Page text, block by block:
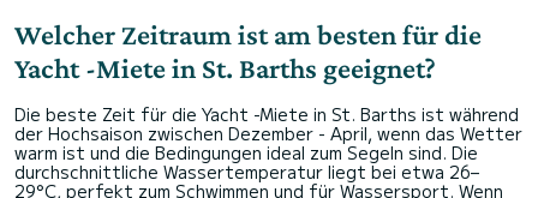
Welcher Zeitraum ist am besten für die
Yacht -Miete in St. Barths geeignet?
Die beste Zeit für die Yacht -Miete in St. Barths ist während
der Hochsaison zwischen Dezember - April, wenn das Wetter
warm ist und die Bedingungen ideal zum Segeln sind. Die
durchschnittliche Wassertemperatur liegt bei etwa 26–
29°C, perfekt zum Schwimmen und für Wassersport. Wenn